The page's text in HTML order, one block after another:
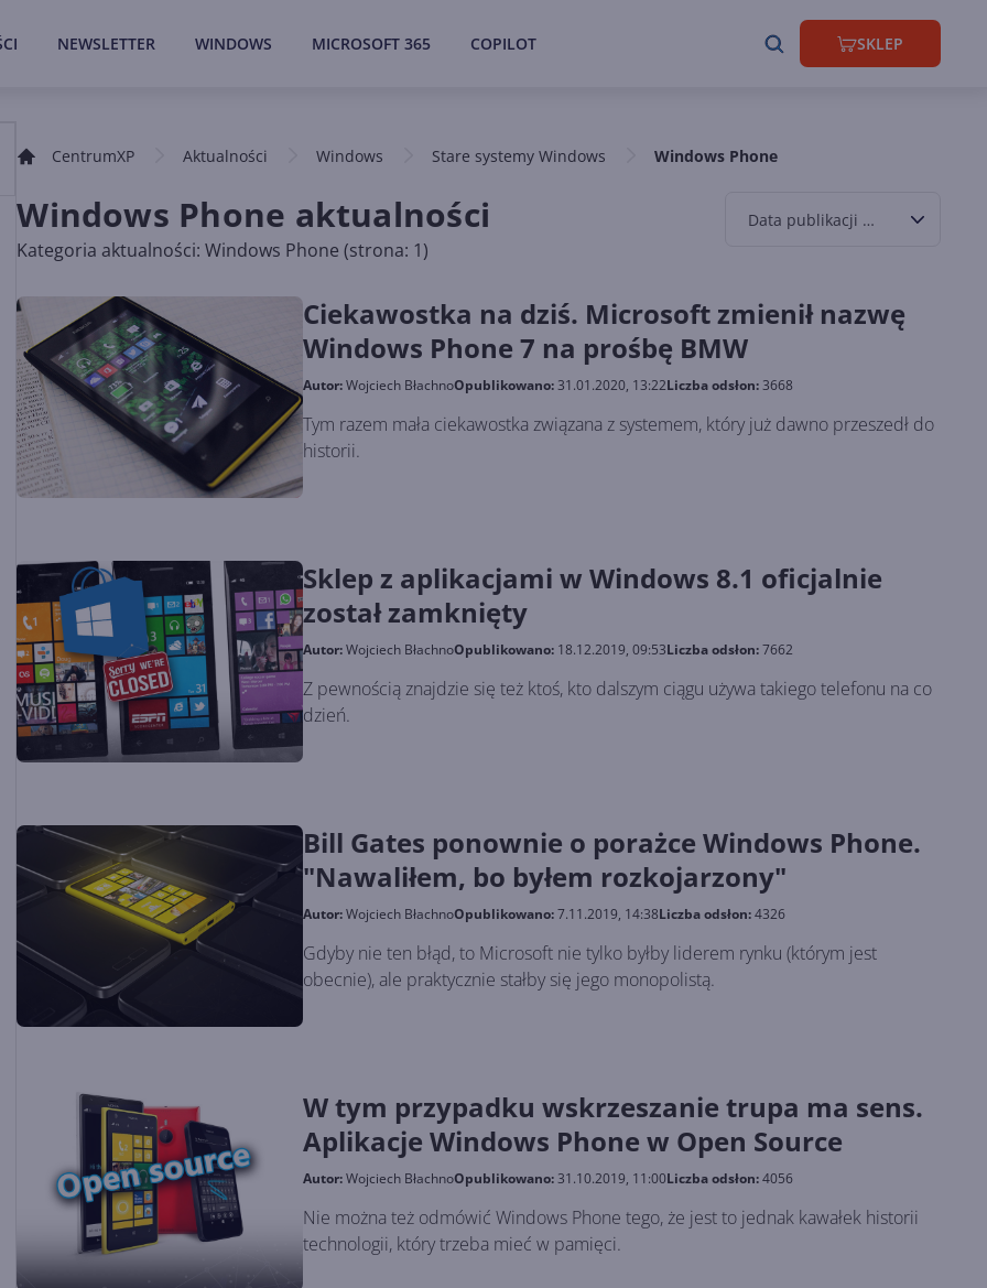
NEWSLETTER WINDOWS MICROSOFT 365 COPILOT SKLEP
CentrumXP Aktualności Windows Stare systemy Windows Windows Phone
Windows Phone aktualności
Kategoria aktualności: Windows Phone (strona: 1)
Data publikacji malejąco
Ciekawostka na dziś. Microsoft zmienił nazwę
Windows Phone 7 na prośbę BMW
Autor:Wojciech BłachnoOpublikowano:31.01.2020, 13:22Liczba odsłon:3668
Tym razem mała ciekawostka związana z systemem, który już dawno przeszedł do
historii.
Sklep z aplikacjami w Windows 8.1 oficjalnie
został zamknięty
Autor:Wojciech BłachnoOpublikowano: 18.12.2019, 09:53Liczba odsłon:7662
Z pewnością znajdzie się też ktoś, kto dalszym ciągu używa takiego telefonu na co
dzień.
Bill Gates ponownie o porażce Windows Phone.
"Nawaliłem, bo byłem rozkojarzony"
Autor:Wojciech BłachnoOpublikowano:7.11.2019, 14:38Liczba odsłon:4326
Gdyby nie ten błąd, to Microsoft nie tylko byłby liderem rynku (którym jest
obecnie), ale praktycznie stałby się jego monopolistą.
W tym przypadku wskrzeszanie trupa ma sens.
Aplikacje Windows Phone w Open Source
Autor:Wojciech BłachnoOpublikowano:31.10.2019, 11:00Liczba odsłon:4056
Nie można też odmówić Windows Phone tego, że jest to jednak kawałek historii
technologii, który trzeba mieć w pamięci.